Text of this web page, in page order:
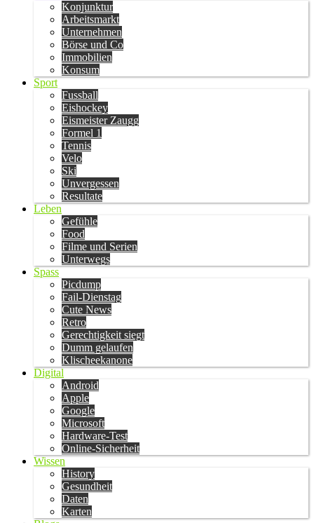
Konjunktur
Arbeitsmarkt
Unternehmen
Börse und Co
Immobilien
Konsum
Sport
Fussball
Eishockey
Eismeister Zaugg
Formel 1
Tennis
Velo
Ski
Unvergessen
Resultate
Leben
Gefühle
Food
Filme und Serien
Unterwegs
Spass
Picdump
Fail-Dienstag
Cute News
Retro
Gerechtigkeit siegt
Dumm gelaufen
Klischeekanone
Digital
Android
Apple
Google
Microsoft
Hardware-Test
Online-Sicherheit
Wissen
History
Gesundheit
Daten
Karten